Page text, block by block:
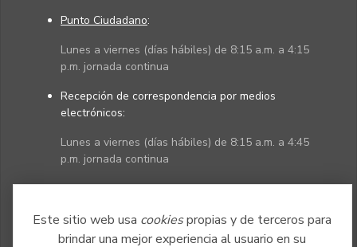
Este sitio web usa cookiespropias y de terceros para
brindar una mejor experiencia al usuario en su
Punto Ciudadano:
Lunes a viernes (días hábiles) de 8:15 a.m. a 4:15
p.m. jornada continua
Recepción de correspondencia por medios
electrónicos:
Lunes a viernes (días hábiles) de 8:15 a.m. a 4:45
p.m. jornada continua